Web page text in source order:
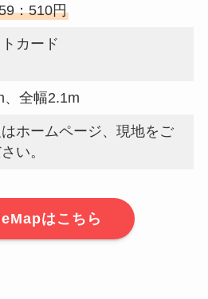
：510円
カード
、全幅2.1m
ホームページ、現地をご
い。
はこちら